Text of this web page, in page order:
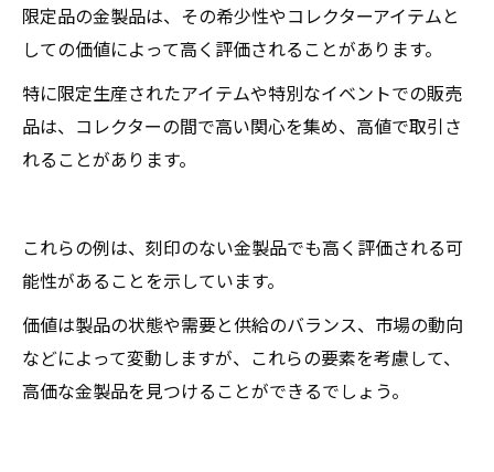
限定品の金製品は、その希少性やコレクターアイテムと
しての価値によって高く評価されることがあります。
特に限定生産されたアイテムや特別なイベントでの販売
品は、コレクターの間で高い関心を集め、高値で取引さ
れることがあります。
これらの例は、刻印のない金製品でも高く評価される可
能性があることを示しています。
価値は製品の状態や需要と供給のバランス、市場の動向
などによって変動しますが、これらの要素を考慮して、
高価な金製品を見つけることができるでしょう。